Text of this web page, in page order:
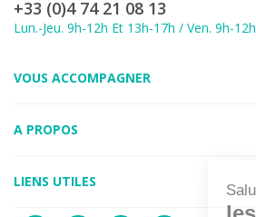
+33 (0)4 74 21 08 13
Lun.-Jeu. 9h-12h Et 13h-17h / Ven. 9h-12h
VOUS ACCOMPAGNER
A PROPOS
LIENS UTILES